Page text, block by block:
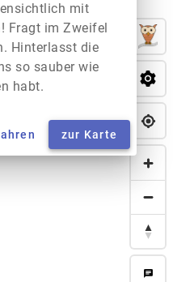
chat
mit
Fragt im Zweifel
Hinterlasst die
so sauber wie
habt.
zur Karte